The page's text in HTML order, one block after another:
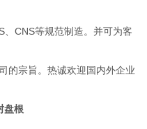
、CNS等规范制造。并可为客
的宗旨。热诚欢迎国内外企业
盘根